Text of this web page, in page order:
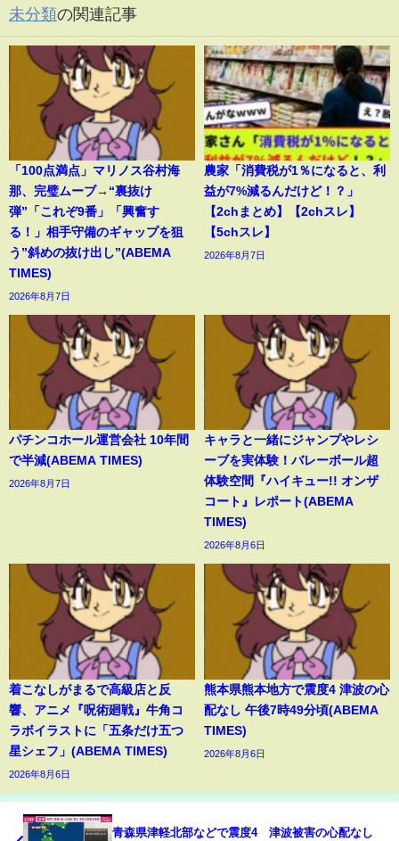
未分類の関連記事
「100点満点」マリノス谷村海
那、完璧ムーブ→“裏抜け
弾”「これぞ9番」「興奮す
る！」相手守備のギャップを狙
う”斜めの抜け出し”(ABEMA
TIMES)
2026年8月7日
農家「消費税が1％になると、利
益が7%減るんだけど！？」
【2chまとめ】【2chスレ】
【5chスレ】
2026年8月7日
パチンコホール運営会社 10年間
で半減(ABEMA TIMES)
2026年8月7日
キャラと一緒にジャンプやレシ
ーブを実体験！バレーボール超
体験空間『ハイキュー!! オンザ
コート』レポート(ABEMA
TIMES)
2026年8月6日
着こなしがまるで高級店と反
響、アニメ『呪術廻戦』牛角コ
ラボイラストに「五条だけ五つ
星シェフ」(ABEMA TIMES)
2026年8月6日
熊本県熊本地方で震度4 津波の心
配なし 午後7時49分頃(ABEMA
TIMES)
2026年8月6日
青森県津軽北部などで震度4 津波被害の心配なし